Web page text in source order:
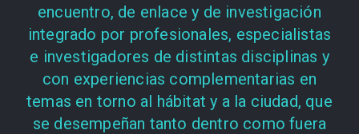
encuentro, de enlace y de investigación
integrado por profesionales, especialistas
e investigadores de distintas disciplinas y
con experiencias complementarias en
temas en torno al hábitat y a la ciudad, que
se desempeñan tanto dentro como fuera